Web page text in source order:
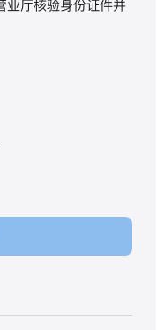
业厅核验身份证件并